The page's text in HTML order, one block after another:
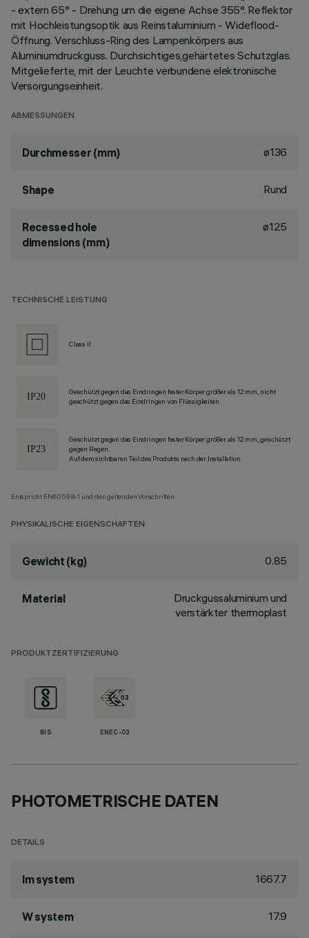
- extern 65° - Drehung um die eigene Achse 355°. Reflektor
mit Hochleistungsoptik aus Reinstaluminium - Wideflood-
Öffnung. Verschluss-Ring des Lampenkörpers aus
Aluminiumdruckguss. Durchsichtiges,gehärtetes Schutzglas.
Mitgelieferte, mit der Leuchte verbundene elektronische
Versorgungseinheit.
ABMESSUNGEN
Durchmesser (mm) ø136
Shape Rund
Recessed hole
dimensions (mm)
ø125
TECHNISCHE LEISTUNG
Class II
Geschützt gegen das Eindringen fester Körper größer als 12 mm, nicht
geschützt gegen das Eindringen von Flüssigkeiten.
Geschützt gegen das Eindringen fester Körper größer als 12 mm, geschützt
gegen Regen.
Auf dem sichtbaren Teil des Produkts nach der Installation
Entspricht EN60598-1 und den geltenden Vorschriften.
PHYSIKALISCHE EIGENSCHAFTEN
Gewicht (kg) 0.85
Material
Druckgussaluminium und
verstärkter thermoplast
PRODUKTZERTIFIZIERUNG
BIS ENEC-03
PHOTOMETRISCHE DATEN
DETAILS
lm system 1667.7
W system 17.9